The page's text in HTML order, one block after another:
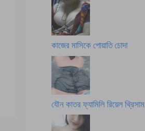
কাজের মাসিকে পোয়াতি চোদা
যৌন কাতর ফ্যামিলি রিয়েল থ্রিসাম